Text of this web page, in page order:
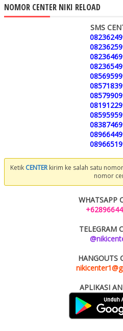
NOMOR CENTER NIKI RELOAD
SMS
Ketik CENTER kirim ke salah satu
nomor
WHATSAPP
TELEGRAM
HANGOUTS
APLIKASI